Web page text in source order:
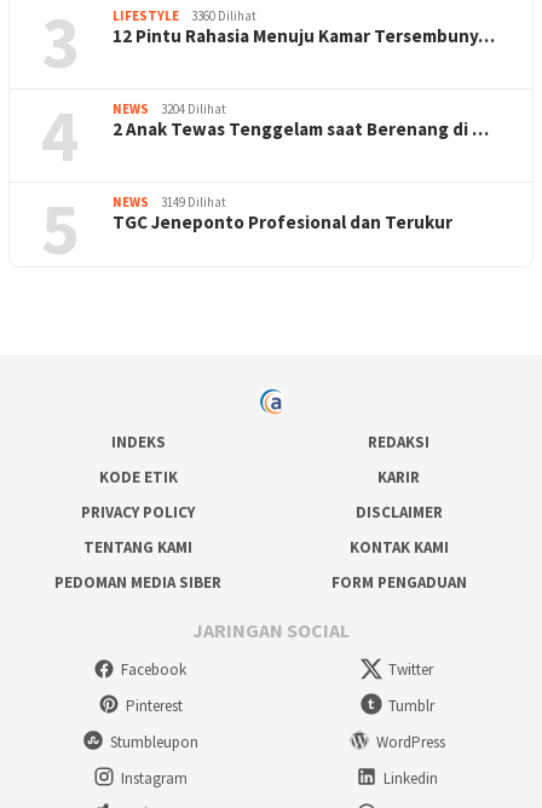
3 LIFESTYLE 3360 Dilihat
12 Pintu Rahasia Menuju Kamar Tersembuny…
4 NEWS 3204 Dilihat
2 Anak Tewas Tenggelam saat Berenang di …
5 NEWS 3149 Dilihat
TGC Jeneponto Profesional dan Terukur
INDEKS
REDAKSI
KODE ETIK
KARIR
PRIVACY POLICY
DISCLAIMER
TENTANG KAMI
KONTAK KAMI
PEDOMAN MEDIA SIBER
FORM PENGADUAN
JARINGAN SOCIAL
Facebook
Twitter
Pinterest
Tumblr
Stumbleupon
WordPress
Instagram
Linkedin